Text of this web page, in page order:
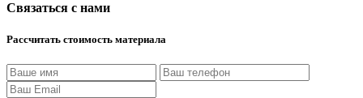
Связаться с нами
Рассчитать стоимость материала